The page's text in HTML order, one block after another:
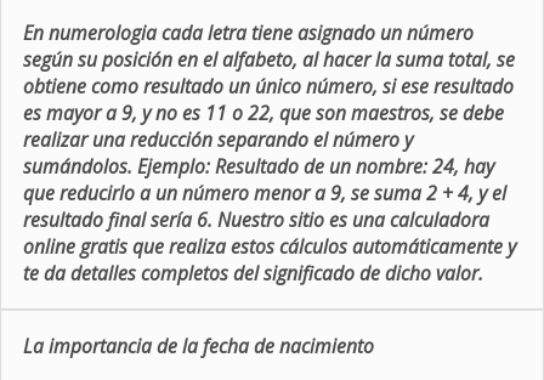
En numerologia cada letra tiene asignado un número
según su posición en el alfabeto, al hacer la suma total, se
obtiene como resultado un único número, si ese resultado
es mayor a 9, y no es 11 o 22, que son maestros, se debe
realizar una reducción separando el número y
sumándolos. Ejemplo: Resultado de un nombre: 24, hay
que reducirlo a un número menor a 9, se suma 2 + 4, y el
resultado final sería 6. Nuestro sitio es una calculadora
online gratis que realiza estos cálculos automáticamente y
te da detalles completos del significado de dicho valor.
La importancia de la fecha de nacimiento